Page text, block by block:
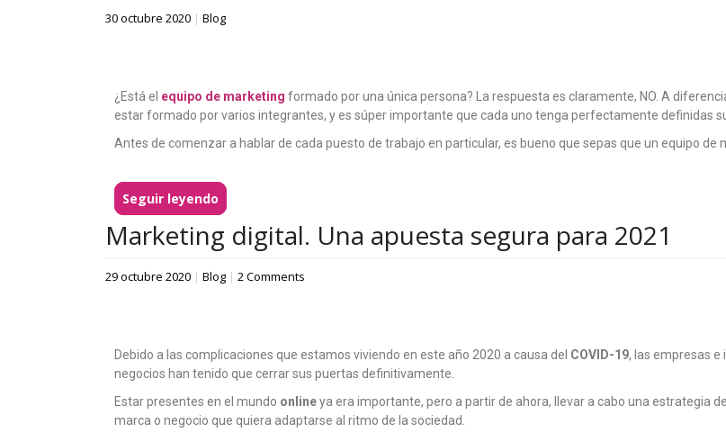
30 octubre 2020 | Blog
¿Está el equipo de marketing formado por una única persona? La respuesta es claramente, NO. A
estar formado por varios integrantes, y es súper importante que cada uno tenga perfectamente definidas
Antes de comenzar a hablar de cada puesto de trabajo en particular, es bueno que sepas que un equipo
Seguir leyendo
Marketing digital. Una apuesta segura para 2021
29 octubre 2020 | Blog | 2 Comments
Debido a las complicaciones que estamos viviendo en este año 2020 a causa del COVID-19, las empresas
negocios han tenido que cerrar sus puertas definitivamente.
Estar presentes en el mundo onlineya era importante, pero a partir de ahora, llevar a cabo una estrategia
marca o negocio que quiera adaptarse al ritmo de la sociedad.